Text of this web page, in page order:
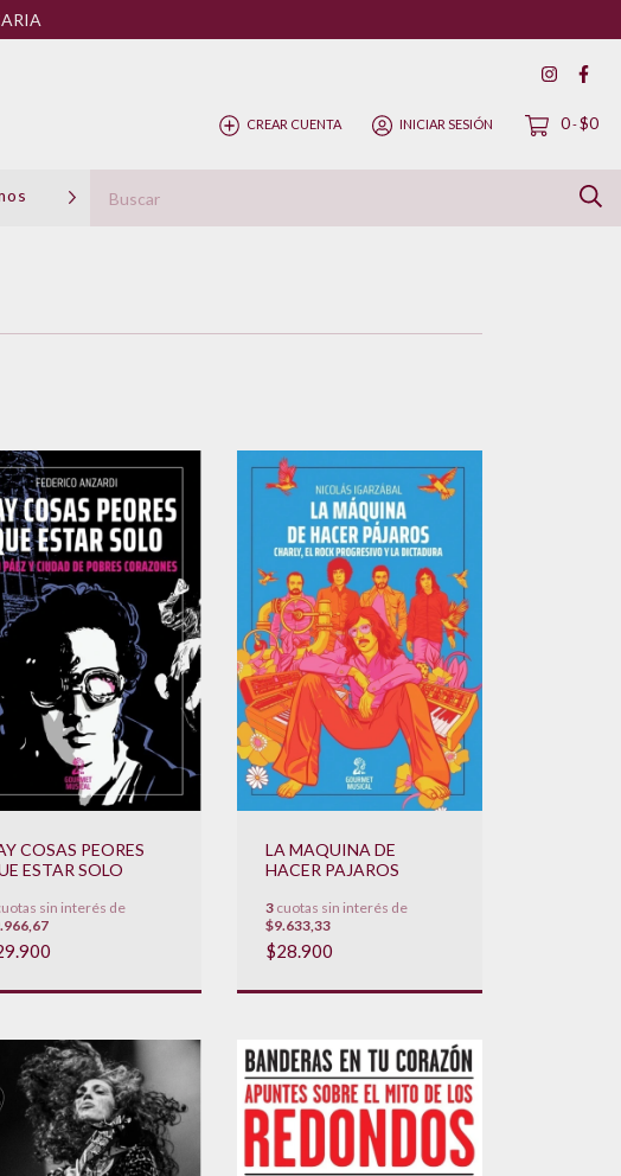
CREAR CUENTA INICIAR SESIÓN 0-$0
Política de Devolución
COSAS PEORES
ESTAR SOLO
sin interés de
LA MAQUINA DE
HACER PAJAROS
3cuotas sin interés de
$9.633,33
$28.900